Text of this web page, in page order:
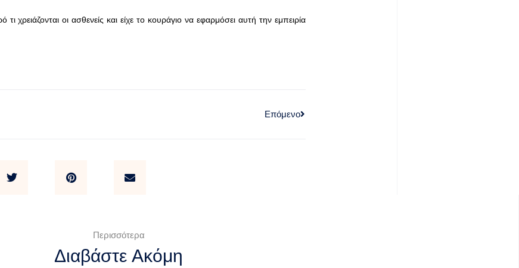
χρειάζονται οι ασθενείς και είχε το κουράγιο να εφαρμόσει αυτή την εμπειρία
Επόμενο
Περισσότερα
Διαβάστε Ακόμη